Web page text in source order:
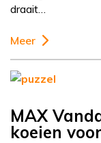
draait…
Meer
MAX
koeien